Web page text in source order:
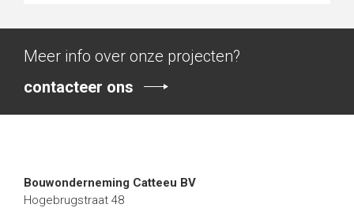
woning Beauvoorde
Meer info over onze projecten?
contacteer ons
Bouwonderneming Catteeu BV
Hogebrugstraat 48